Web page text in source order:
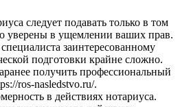
следует подавать только в том
уверены в ущемлении ваших прав.
заинтересованному
подготовки крайне сложно.
получить профессиональный
ros-nasledstvo.ru/.
в действиях нотариуса.